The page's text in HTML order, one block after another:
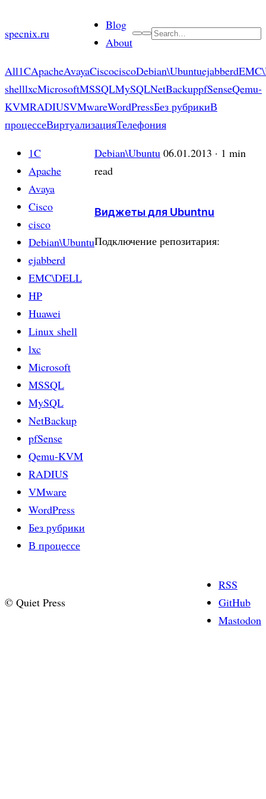
to
specnix.ru
Blog
About
Search
All1CApacheAvayaCiscociscoDebian\Ubuntuejabberd
shelllxcMicrosoftMSSQLMySQLNetBackuppfSenseQemu-
KVMRADIUSVMwareWordPressБез рубрикиВ
процессеВиртуализацияТелефония
1C
Apache
Avaya
Cisco
cisco
Debian\Ubuntu
ejabberd
EMC\DELL
HP
Huawei
Linux shell
lxc
Microsoft
MSSQL
MySQL
NetBackup
pfSense
Qemu-KVM
RADIUS
VMware
WordPress
Без рубрики
В процессе
Debian\Ubuntu 06.01.2013 · 1 min
read
Виджеты для Ubuntnu
Подключение репозитария:
© Quiet Press
RSS
GitHub
Mastodon